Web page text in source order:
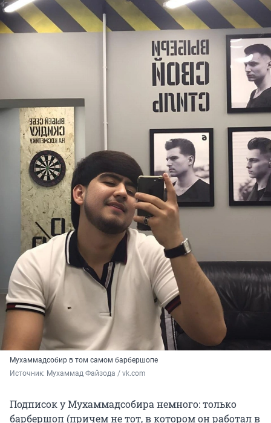
Мухаммадсобир в том самом барбершопе
Источник: Мухаммад Файзода / vk.com
Подписок у Мухаммадсобира немного: только
барбершоп (причем не тот, в котором он работал в